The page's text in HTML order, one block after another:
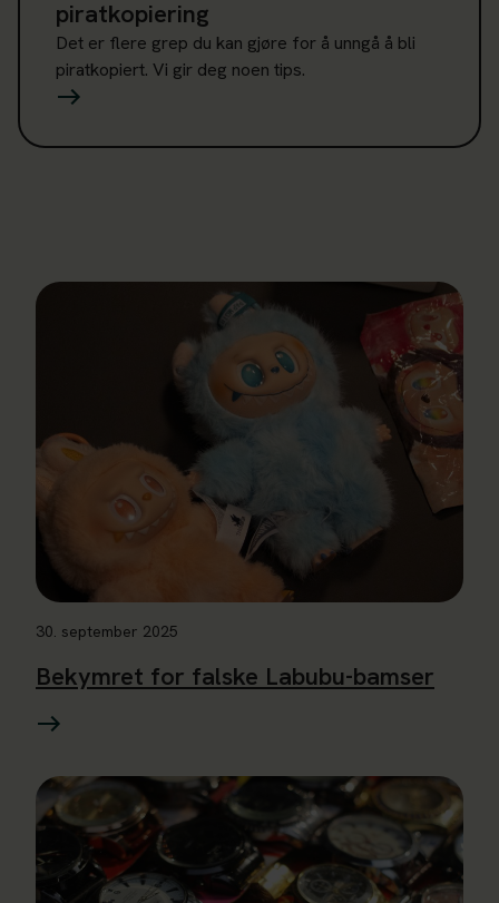
piratkopiering
Det er flere grep du kan gjøre for å unngå å bli
piratkopiert. Vi gir deg noen tips.
Les mer om Bekymret for falske Labubu-bamser
30. september 2025
Bekymret for falske Labubu-bamser
Les mer om Nordmann kjøpte falske klokker på nett –